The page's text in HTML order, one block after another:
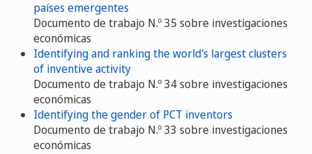
países emergentes
Documento de trabajo N.º 35 sobre investigaciones
económicas
Identifying and ranking the world's largest clusters
of inventive activity
Documento de trabajo N.º 34 sobre investigaciones
económicas
Identifying the gender of PCT inventors
Documento de trabajo N.º 33 sobre investigaciones
económicas